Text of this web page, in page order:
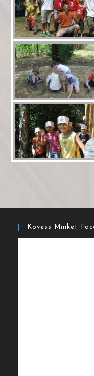
Kövess Minket